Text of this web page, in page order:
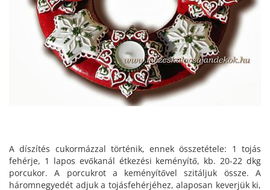
A díszítés cukormázzal történik, ennek összetétele: 1 tojás
fehérje, 1 lapos evőkanál étkezési keményítő, kb. 20-22 dkg
porcukor. A porcukrot a keményítővel szitáljuk össze. A
háromnegyedét adjuk a tojásfehérjéhez, alaposan keverjük ki,